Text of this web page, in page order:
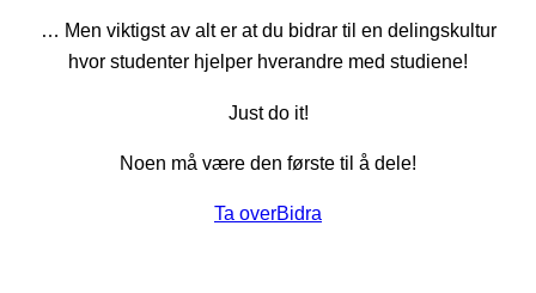
… Men viktigst av alt er at du bidrar til en delingskultur
hvor studenter hjelper hverandre med studiene!
Just do it!
Noen må være den første til å dele!
Ta overBidra